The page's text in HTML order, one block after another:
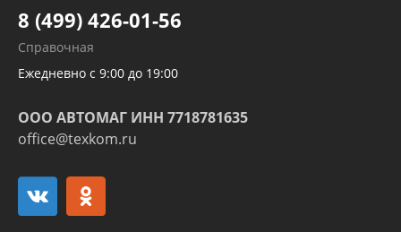
Развертка пайка медных стальных
алюминиевых трубок и штуцеров
8 (499) 426-01-56
Справочная
Ежедневно с 9:00 до 19:00
ООО АВТОМАГ ИНН 7718781635
office@texkom.ru